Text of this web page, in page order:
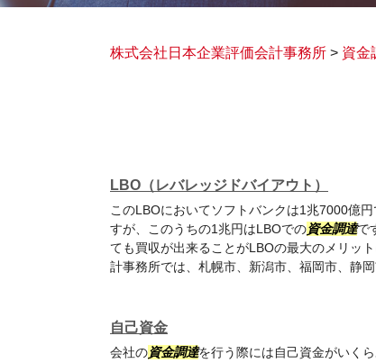
株式会社日本企業評価会計事務所 > 資金
LBO（レバレッジドバイアウト）
このLBOにおいてソフトバンクは1兆7000億
すが、このうちの1兆円はLBOでの資金調達で
ても買収が出来ることがLBOの最大のメリッ
計事務所では、札幌市、新潟市、福岡市、静
自己資金
会社の資金調達を行う際には自己資金がいく